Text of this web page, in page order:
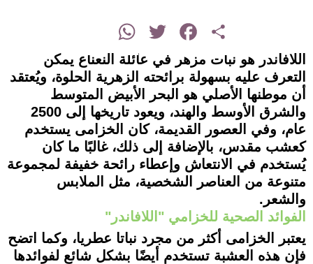
Share
Facebook
Twitter
WhatsApp
اللافاندر هو نبات مزهر في عائلة النعناع يمكن
التعرف عليه بسهولة برائحته الزهرية الحلوة، ويُعتقد
أن موطنها الأصلي هو البحر الأبيض المتوسط
والشرق الأوسط والهند، ويعود تاريخها إلى 2500
عام، وفي العصور القديمة، كان الخزامى يستخدم
كعشب مقدس، بالإضافة إلى ذلك، غالبًا ما كان
يُستخدم في الانتعاش وإعطاء رائحة خفيفة لمجموعة
متنوعة من العناصر الشخصية، مثل الملابس
والشعر.
الفوائد الصحية للخزامي "اللافاندر"
يعتبر الخزامى أكثر من مجرد نباتا عطريا، وكما اتضح
فإن هذه العشبة تستخدم أيضًا بشكل شائع لفوائدها